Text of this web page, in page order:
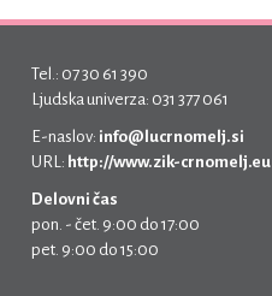
Tel.: 07 30 61 390
Ljudska univerza: 031 377 061
E-naslov: info@lucrnomelj.si
URL: http://www.zik-crnomelj.eu
Delovni čas
pon. - čet. 9:00 do 17:00
pet. 9:00 do 15:00